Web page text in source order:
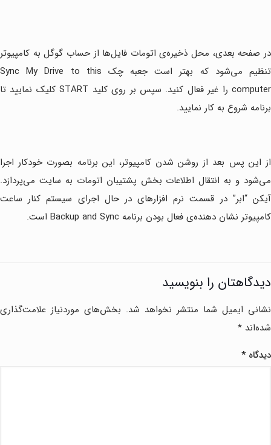
در صفحه بعدی، محل ذخیره‌ی اتومات فایل‌ها از حساب گوگل به کامپیوتر
تنظیم می‌شود که بهتر است جعبه چک Sync My Drive to this
computer را غیر فعال کنید. سپس بر روی کلید START کلیک نمایید تا
برنامه شروع به کار نمایید.
از این پس بعد از روشن شدن کامپیوتر، این برنامه بصورت خودکار اجرا
می‌شود و به انتقال اطلاعات بخش پشتیبان اتومات به سایت می‌پردازد.
آیکن “ابر” در قسمت نرم افزارهای در حال اجرای سیستم کنار ساعت
کامپیوتر نشان دهنده‌ی فعال بودن برنامه Backup and Sync است.
دیدگاهتان را بنویسید
نشانی ایمیل شما منتشر نخواهد شد. بخش‌های موردنیاز علامت‌گذاری
شده‌اند *
دیدگاه*